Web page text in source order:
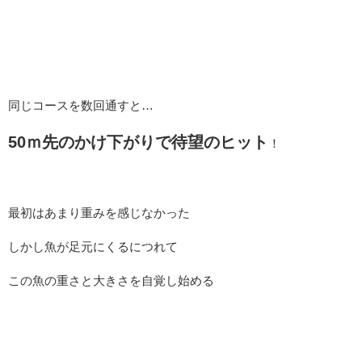
同じコースを数回通すと…
50ｍ先のかけ下がりで待望のヒット ！
最初はあまり重みを感じなかった
しかし魚が足元にくるにつれて
この魚の重さと大きさを自覚し始める